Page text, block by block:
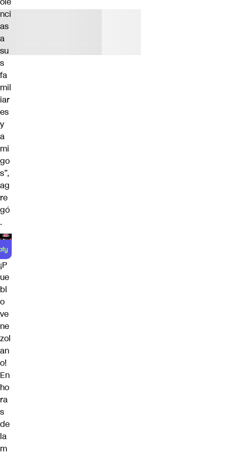
nci
as
a
su
s
fa
mil
iar
es
y
a
mi
go
s”,
ag
re
gó
.
¡P
ue
bl
o
ve
ne
zol
an
o!
En
ho
ra
s
de
la
m